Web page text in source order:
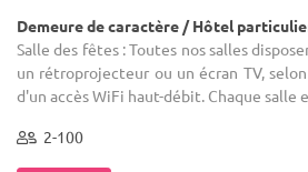
Demeure de caractère / Hôtel
Salle des fêtes : Toutes nos salles
un rétroprojecteur ou un écran TV,
d'un accès WiFi haut-débit. Chaque salle
2-100